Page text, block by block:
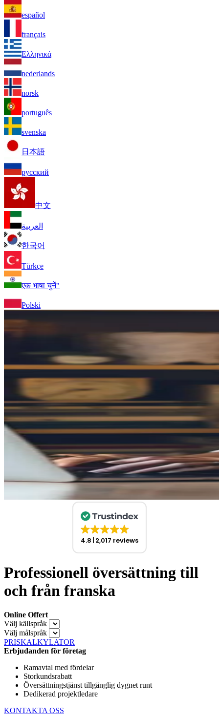
español
français
Ελληνικά
nederlands
norsk
português
svenska
日本語
русский
中文
العربية
한국어
Türkçe
एक भाषा चुनें"
Polski
4.8 2,017 reviews
Professionell översättning till
och från franska
Online Offert
Välj källspråk
Välj målspråk
PRISKALKYLATOR
Erbjudanden för företag
Ramavtal med fördelar
Storkundsrabatt
Översättningstjänst tillgänglig dygnet runt
Dedikerad projektledare
KONTAKTA OSS